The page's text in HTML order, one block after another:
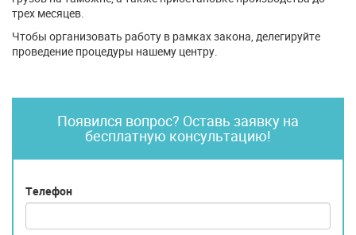
трех месяцев.
Чтобы организовать работу в рамках закона, делегируйте
проведение процедуры нашему центру.
Появился вопрос? Оставь заявку на
бесплатную консультацию!
Телефон